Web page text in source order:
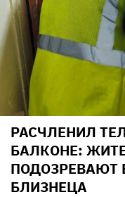
РАСЧЛЕНИЛ
БАЛКОНЕ:
ПОДОЗРЕВАЮТ
БЛИЗНЕЦА